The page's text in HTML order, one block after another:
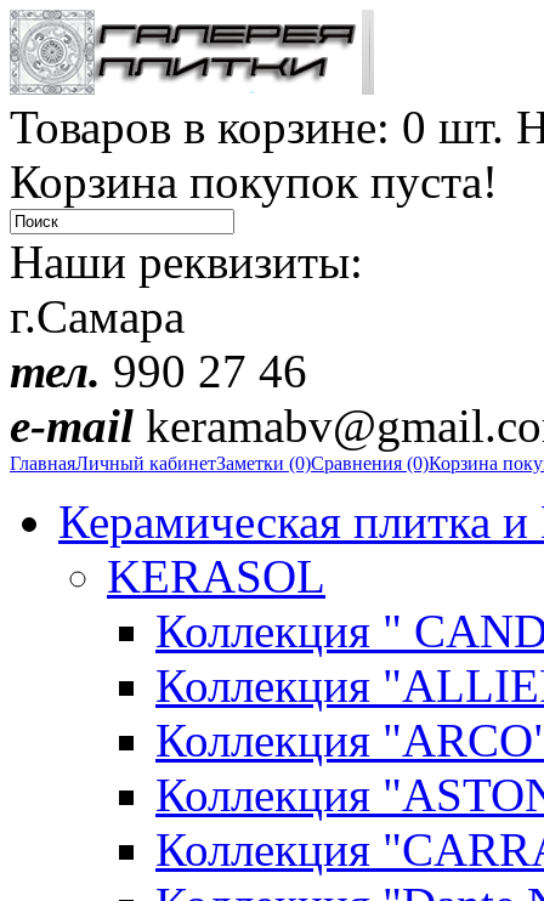
Товаров в корзине: 0 шт.
Корзина покупок пуста!
Наши реквизиты:
г.Самара
тел. 990 27 46
e-mail
ГлавнаяЛичный кабинетЗаметки (0)Сравнения (0)Корзина
Керамическая плитка
KERASOL
Коллекция "
Коллекция
Коллекция
Коллекция
Коллекция